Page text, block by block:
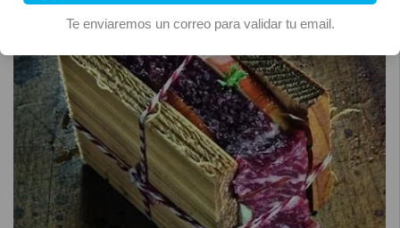
Te enviaremos un correo para validar tu email.